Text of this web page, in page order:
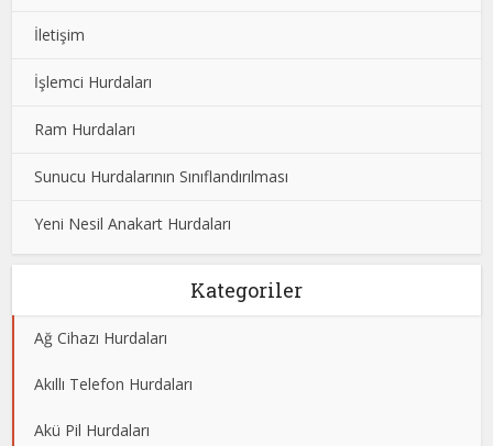
İletişim
İşlemci Hurdaları
Ram Hurdaları
Sunucu Hurdalarının Sınıflandırılması
Yeni Nesil Anakart Hurdaları
Kategoriler
Ağ Cihazı Hurdaları
Akıllı Telefon Hurdaları
Akü Pil Hurdaları